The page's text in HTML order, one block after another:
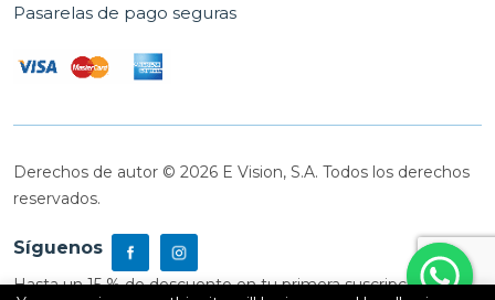
Pasarelas de pago seguras
Derechos de autor © 2026 E Vision, S.A. Todos los derechos
reservados.
Síguenos
Hasta un 15 % de descuento en tu primera suscripción